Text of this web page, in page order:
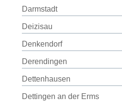
Darmstadt
Deizisau
Denkendorf
Derendingen
Dettenhausen
Dettingen an der Erms